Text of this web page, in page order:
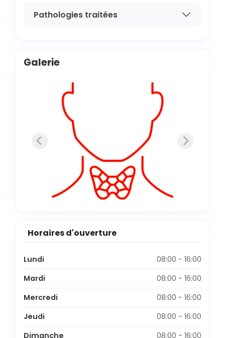
Pathologies traitées
Galerie
Horaires d'ouverture
Lundi
08:00 - 16:00
Mardi
08:00 - 16:00
Mercredi
08:00 - 16:00
Jeudi
08:00 - 16:00
Dimanche
08:00 - 16:00